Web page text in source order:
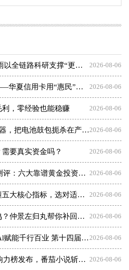
2026-08-06
从基础研究到原料创新 谷雨以全链路科研支撑“更适合中国人”理念
2026-08-06
足“购”精彩，“分”享美好——华夏信用卡用“惠民”点亮夏日消费
2026-08-06
，零经验也能稳赚
2026-08-06
金天弘电芯级 AI 智能传感器，把电池鼓包扼杀在产气之初
2026-08-06
要真实资金吗？
2026-08-06
2026正规贵金属交易平台测评：六大靠谱黄金投资平台盘点
2026-08-06
家用除螨仪选购指南：看懂五大核心指标，选对适合你的那一款
2026-08-06
熬夜后腰酸乏力、头晕耳鸣？仲景左归丸帮你补回透支的肾阴
2026-08-06
积极发展智能经济新形态 Al赋能千行百业 第十四届CIES峰会在南京盛大召开——中国医院改革先锋、著名医院管理专家、北京健临医疗集团创始人朱明先生荣膺两项年度大奖
2026-08-06
2025年度中国网络文学影响力榜发布，番茄小说斩获多项殊荣